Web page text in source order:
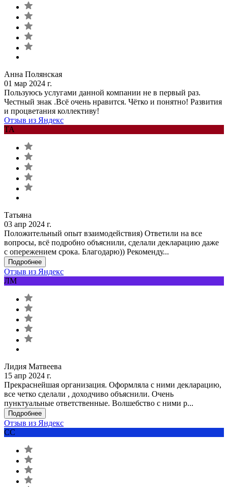
Анна Полянская
01 мар 2024 г.
Пользуюсь услугами данной компании не в первый раз.
Честный знак .Всё очень нравится. Чётко и понятно! Развития
и процветания коллективу!
Отзыв из Яндекс
ТА
Татьяна
03 апр 2024 г.
Положительный опыт взаимодействия) Ответили на все
вопросы, всё подробно объяснили, сделали декларацию даже
с опережением срока. Благодарю)) Рекоменду...
Подробнее
Отзыв из Яндекс
ЛМ
Лидия Матвеева
15 апр 2024 г.
Прекраснейшая организация. Оформляла с ними декларацию,
все четко сделали , доходчиво объяснили. Очень
пунктуальные ответственные. Волшебство с ними р...
Подробнее
Отзыв из Яндекс
СС